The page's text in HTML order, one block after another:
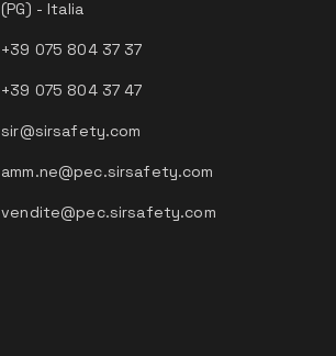
(PG) - Italia
+39 075 804 37 37
+39 075 804 37 47
sir@sirsafety.com
amm.ne@pec.sirsafety.com
vendite@pec.sirsafety.com